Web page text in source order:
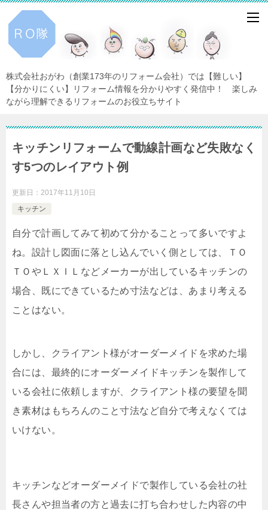
株式会社おがわ（創業173年のリフォーム会社）では【難しい】
【分かりにくい】リフォーム情報を分かりやすく発信中！ 楽しみ
ながら理解できるリフォームのお役立ちサイト
キッチンリフォームで動線計画など失敗なく
す5つのレイアウト例
更新日： 2017年11月10日
キッチン
自分で計画してみて初めて分かることって多いですよ
ね。設計し図面に落とし込んでいく側としては、ＴＯ
ＴＯやＬＸＩＬなどメーカーが出しているキッチンの
場合、既にできているため寸法などは、あまり考える
ことはない。
しかし、クライアント様がオーダーメイドを求めた場
合には、最終的にオーダーメイドキッチンを製作して
いる会社に依頼しますが、クライアント様の要望を聞
き素材はもちろんのこと寸法など自分で考えなくては
いけない。
キッチンなどオーダーメイドで製作している会社の社
長さんや担当者の方と過去に打ち合わせした内容の中